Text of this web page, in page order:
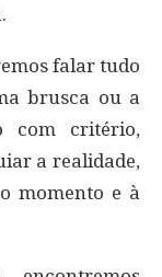
falar tudo
brusca ou a
com critério,
a realidade,
momento e à